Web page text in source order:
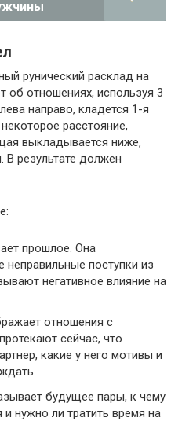
рунический расклад на
об отношениях, используя 3
направо, кладется 1-я
расстояние,
выкладывается ниже,
результате должен
прошлое. Она
неправильные поступки из
негативное влияние на
отношения с
сейчас, что
какие у него мотивы и
будущее пары, к чему
нужно ли тратить время на